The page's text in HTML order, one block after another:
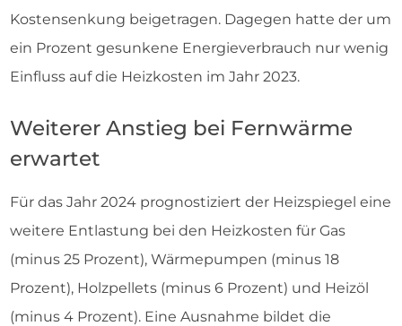
Kostensenkung beigetragen. Dagegen hatte der um
ein Prozent gesunkene Energieverbrauch nur wenig
Einfluss auf die Heizkosten im Jahr 2023.
Weiterer Anstieg bei Fernwärme
erwartet
Für das Jahr 2024 prognostiziert der Heizspiegel eine
weitere Entlastung bei den Heizkosten für Gas
(minus 25 Prozent), Wärmepumpen (minus 18
Prozent), Holzpellets (minus 6 Prozent) und Heizöl
(minus 4 Prozent). Eine Ausnahme bildet die